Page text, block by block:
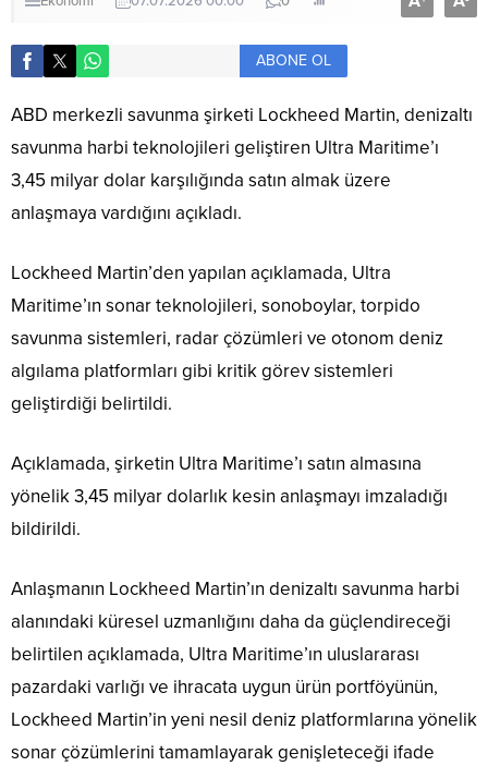
ABONE OL
ABD merkezli savunma şirketi Lockheed Martin, denizaltı
savunma harbi teknolojileri geliştiren Ultra Maritime’ı
3,45 milyar dolar karşılığında satın almak üzere
anlaşmaya vardığını açıkladı.
Lockheed Martin’den yapılan açıklamada, Ultra
Maritime’ın sonar teknolojileri, sonoboylar, torpido
savunma sistemleri, radar çözümleri ve otonom deniz
algılama platformları gibi kritik görev sistemleri
geliştirdiği belirtildi.
Açıklamada, şirketin Ultra Maritime’ı satın almasına
yönelik 3,45 milyar dolarlık kesin anlaşmayı imzaladığı
bildirildi.
Anlaşmanın Lockheed Martin’ın denizaltı savunma harbi
alanındaki küresel uzmanlığını daha da güçlendireceği
belirtilen açıklamada, Ultra Maritime’ın uluslararası
pazardaki varlığı ve ihracata uygun ürün portföyünün,
Lockheed Martin’in yeni nesil deniz platformlarına yönelik
sonar çözümlerini tamamlayarak genişleteceği ifade